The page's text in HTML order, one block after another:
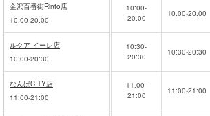
金沢百番街Rinto店
10:00-20:00
10:00-
20:00
10:00-20:00
ルクア イーレ店
10:00-20:30
10:30-
20:30
10:30-20:30
なんばCITY店
11:00-21:00
11:00-
21:00
11:00-21:00